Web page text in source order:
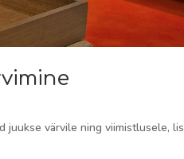
värvile ning viimistlusele,